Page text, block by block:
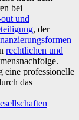
bei
und
, der
rechtlichen und
eine professionelle
das